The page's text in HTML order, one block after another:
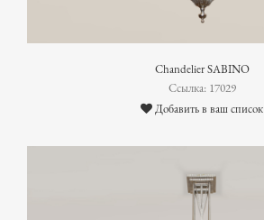
Chandelier SABINO
Ссылка: 17029
Добавить в ваш список